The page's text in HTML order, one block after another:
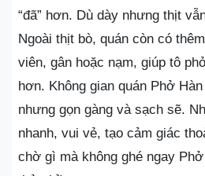
“đã” hơn. Dù dày nhưng thịt
Ngoài thịt bò, quán còn có
viên, gân hoặc nạm, giúp tô
hơn. Không gian quán Phở
nhưng gọn gàng và sạch sẽ.
nhanh, vui vẻ, tạo cảm giác
chờ gì mà không ghé ngay